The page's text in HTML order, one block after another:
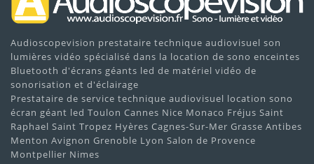
Audioscopevision prestataire technique audiovisuel son
lumières vidéo spécialisé dans la location de sono enceintes
Bluetooth d'écrans géants led de matériel vidéo de
sonorisation et d'éclairage
Prestataire de service technique audiovisuel location sono
écran géant led Toulon Cannes Nice Monaco Fréjus Saint
Raphael Saint Tropez Hyères Cagnes-Sur-Mer Grasse Antibes
Menton Avignon Grenoble Lyon Salon de Provence
Montpellier Nimes